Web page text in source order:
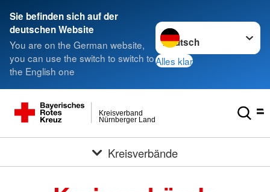
Sie befinden sich auf der
deutschen Website
You are on the German website,
you can use the switch to switch to
the English one
Sprache wechseln zu
Alles klar
Nürnberger Land
Kreisverband
Kreisverbände